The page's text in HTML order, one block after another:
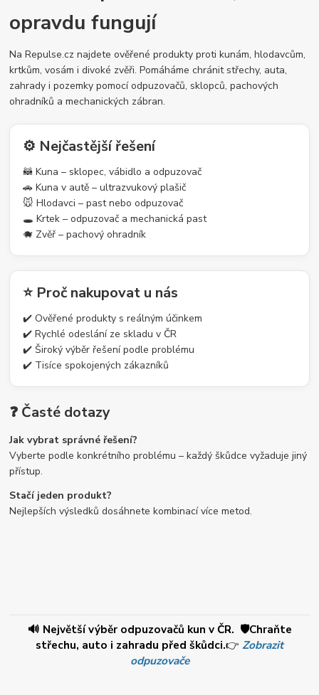
opravdu fungují
Na Repulse.cz najdete ověřené produkty proti kunám, hlodavcům,
krtkům, vosám i divoké zvěři. Pomáháme chránit střechy, auta,
zahrady i pozemky pomocí odpuzovačů, sklopců, pachových
ohradníků a mechanických zábran.
⚙️ Nejčastější řešení
🦝 Kuna – sklopec, vábidlo a odpuzovač
🚗 Kuna v autě – ultrazvukový plašič
🐭 Hlodavci – past nebo odpuzovač
🕳️ Krtek – odpuzovač a mechanická past
🐗 Zvěř – pachový ohradník
⭐ Proč nakupovat u nás
✔️ Ověřené produkty s reálným účinkem
✔️ Rychlé odeslání ze skladu v ČR
✔️ Široký výběr řešení podle problému
✔️ Tisíce spokojených zákazníků
❓ Časté dotazy
Jak vybrat správné řešení?
Vyberte podle konkrétního problému – každý škůdce vyžaduje jiný
přístup.
Stačí jeden produkt?
Nejlepších výsledků dosáhnete kombinací více metod.
🔊 Největší výběr odpuzovačů kun v ČR. 🛡️Chraňte
střechu, auto i zahradu před škůdci.👉 Zobrazit
odpuzovače